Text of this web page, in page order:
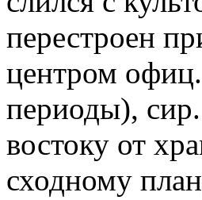
перестроен
центром
периоды),
востоку от
сходному